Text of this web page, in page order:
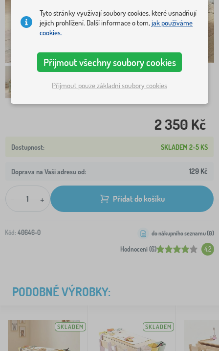
2 350 Kč
SKLADEM 2-5 KS
Doprava na Vaši adresu od: 129 Kč
- + Přidat do košíku
Kód: 40646-0
Hodnocení (6) 4.2
do nákupního seznamu (0)
PODOBNÉ VÝROBKY:
SKLADEM SKLADEM
Tyto stránky využívají soubory cookies, které usnadňují
jejich prohlížení. Další informace o tom,jak používáme
cookies.
Přijmout všechny soubory cookies
Přijmout pouze základní soubory cookies